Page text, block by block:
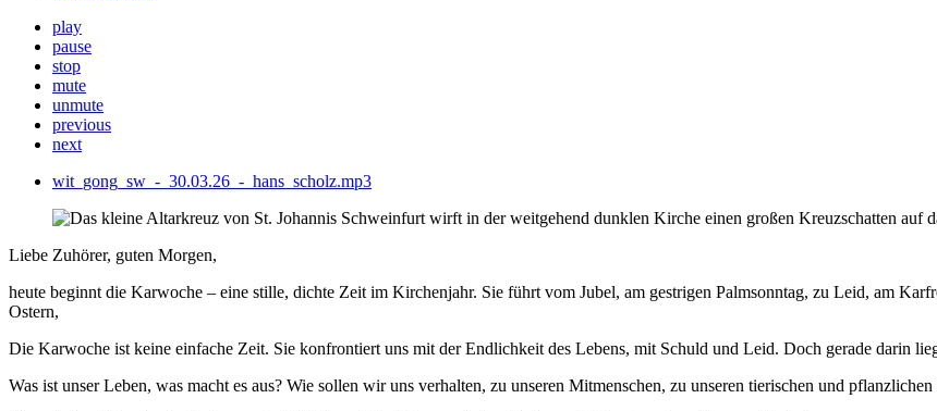
play
pause
stop
mute
unmute
previous
next
wit_gong_sw_-_30.03.26_-_hans_scholz.mp3
Liebe Zuhörer, guten Morgen,
heute beginnt die Karwoche – eine stille, dichte Zeit im Kirchenjahr. Sie führt vom Jubel, am gestrigen Palmsonntag, zu Leid, am
Ostern,
Die Karwoche ist keine einfache Zeit. Sie konfrontiert uns mit der Endlichkeit des Lebens, mit Schuld und Leid. Doch gerade darin
Was ist unser Leben, was macht es aus? Wie sollen wir uns verhalten, zu unseren Mitmenschen, zu unseren tierischen und